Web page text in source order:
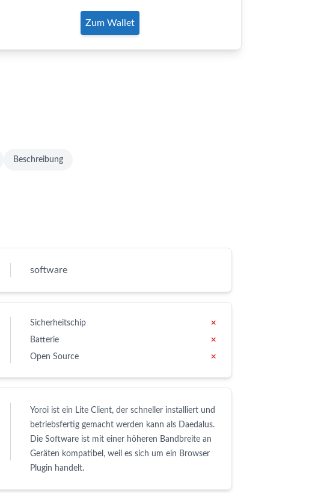
Zum Wallet
Beschreibung
software
Sicherheitschip
✗
Batterie
✗
Open Source
✗
Yoroi ist ein Lite Client, der schneller installiert und
betriebsfertig gemacht werden kann als Daedalus.
Die Software ist mit einer höheren Bandbreite an
Geräten kompatibel, weil es sich um ein Browser
Plugin handelt.